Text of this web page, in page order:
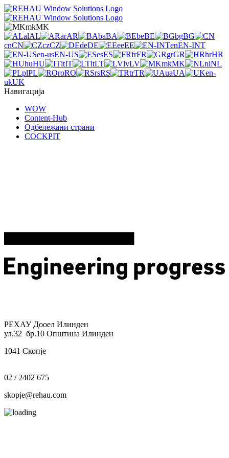
mkMK
alAL arAR baBA beBE bgBG
cnCN czCZ deDE eeEE enEN-INT
en-usEN-US esES frFR grGR hrHR
huHU itIT ltLT lvLV mkMK nlNL
plPL roRO rsRS trTR uaUA
en-
ukUK
Навигација
WOW
Content-Hub
Одбележани страни
COCKPIT
РЕХАУ Дооел Илинден
ул.32 бр.10 Општина Илинден
1041 Скопје
02 / 2402 675
skopje@rehau.com